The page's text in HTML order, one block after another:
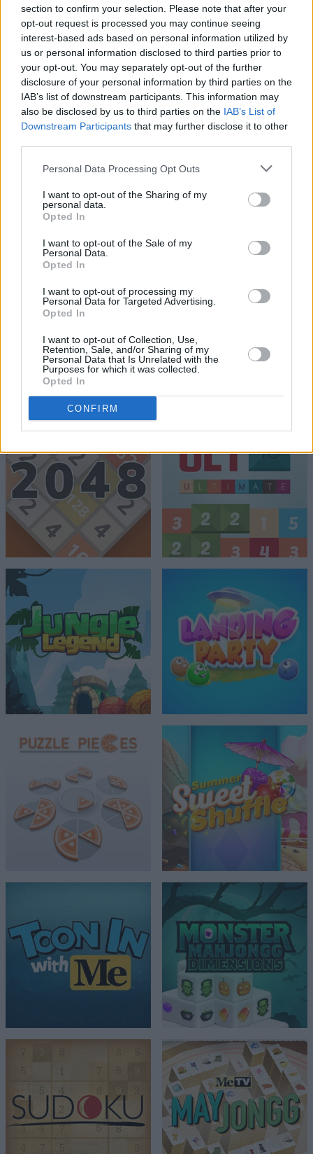
section to confirm your selection. Please note that after your
opt-out request is processed you may continue seeing
interest-based ads based on personal information utilized by
us or personal information disclosed to third parties prior to
your opt-out. You may separately opt-out of the further
disclosure of your personal information by third parties on the
IAB’s list of downstream participants. This information may
also be disclosed by us to third parties on the IAB’s List of
Downstream Participants that may further disclose it to other
Personal Data Processing Opt Outs
I want to opt-out of the Sharing of my
personal data.
Opted In
I want to opt-out of the Sale of my
Personal Data.
Opted In
I want to opt-out of processing my
Personal Data for Targeted Advertising.
Opted In
I want to opt-out of Collection, Use,
Retention, Sale, and/or Sharing of my
Personal Data that Is Unrelated with the
Purposes for which it was collected.
Opted In
CONFIRM